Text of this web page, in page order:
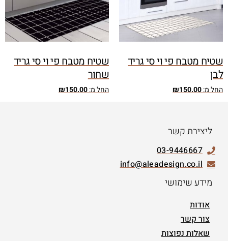
שטיח מטבח פי וי סי גריד
לבן
החל מ: ₪150.00
שטיח מטבח פי וי סי גריד
שחור
החל מ: ₪150.00
ליצירת קשר
03-9446667
info@aleadesign.co.il
מידע שימושי
אודות
צור קשר
שאלות נפוצות